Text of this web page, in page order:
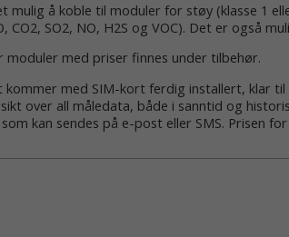
mulig å koble til moduler for støy (klasse 1
CO2, SO2, NO, H2S og VOC). Det er også
moduler med priser finnes under tilbehør.
kommer med SIM-kort ferdig installert, klar
over all måledata, både i sanntid og
kan sendes på e-post eller SMS. Prisen